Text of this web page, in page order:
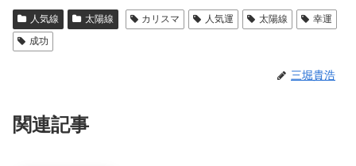
識や人生を取り巻く法則を教えてもらったときに、人生で起こることには、想像
人気線 太陽線 カリスマ 人気運 太陽線
幸運
成功
三堀貴浩
関連記事